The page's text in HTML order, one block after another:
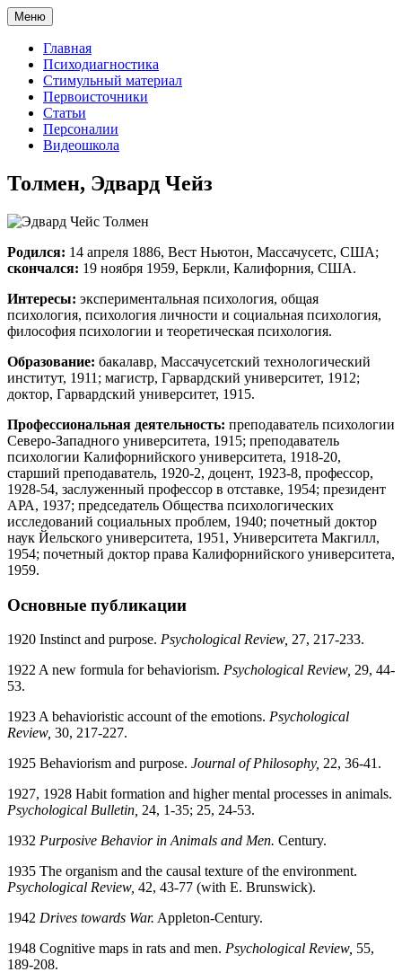
Меню
Главная
Психодиагностика
Стимульный материал
Первоисточники
Статьи
Персоналии
Видеошкола
Толмен, Эдвард Чейз
Родился: 14 апреля 1886, Вест Ньютон, Массачусетс, США;
скончался: 19 ноября 1959, Беркли, Калифорния, США.
Интересы: экспериментальная психология, общая
психология, психология личности и социальная психология,
философия психологии и теоретическая психология.
Образование: бакалавр, Массачусетский технологический
институт, 1911; магистр, Гарвардский университет, 1912;
доктор, Гарвардский университет, 1915.
Профессиональная деятельность: преподаватель психологии
Северо-Западного университета, 1915; преподаватель
психологии Калифорнийского университета, 1918-20,
старший преподаватель, 1920-2, доцент, 1923-8, профессор,
1928-54, заслуженный профессор в отставке, 1954; президент
АРА, 1937; председатель Общества психологических
исследований социальных проблем, 1940; почетный доктор
наук Йельского университета, 1951, Университета Макгилл,
1954; почетный доктор права Калифорнийского университета,
1959.
Основные публикации
1920 Instinct and purpose. Psychological Review, 27, 217-233.
1922 A new formula for behaviorism. Psychological Review, 29, 44-
53.
1923 A behavioristic account of the emotions. Psychological
Review, 30, 217-227.
1925 Behaviorism and purpose. Journal of Philosophy, 22, 36-41.
1927, 1928 Habit formation and higher mental processes in animals.
Psychological Bulletin, 24, 1-35; 25, 24-53.
1932 Purposive Behavior in Animals and Men. Century.
1935 The organism and the causal texture of the environment.
Psychological Review, 42, 43-77 (with E. Brunswick).
1942 Drives towards War. Appleton-Century.
1948 Cognitive maps in rats and men. Psychological Review, 55,
189-208.